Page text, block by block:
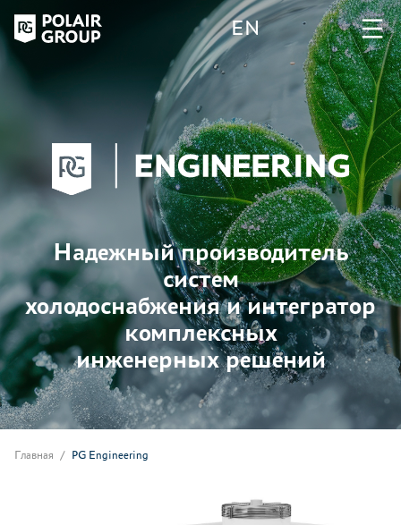
EN
Надежный производитель
систем
холодоснабжения и интегратор
комплексных
инженерных решений
Главная PG Engineering